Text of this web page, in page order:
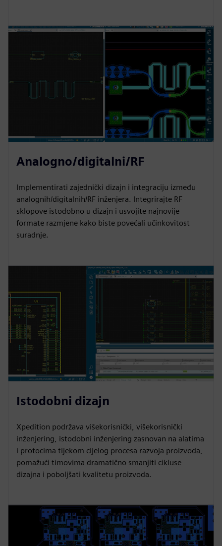
Analogno/digitalni/RF
Implementirati zajednički dizajn i integraciju između
analognih/digitalnih/RF inženjera. Integrirajte RF
sklopove istodobno u dizajn i usvojite najnovije
formate razmjene kako biste povećali učinkovitost
suradnje.
Istodobni dizajn
Xpedition podržava višekorisnički, višekorisnički
inženjering, istodobni inženjering zasnovan na alatima
i protocima tijekom cijelog procesa razvoja proizvoda,
pomažući timovima dramatično smanjiti cikluse
dizajna i poboljšati kvalitetu proizvoda.